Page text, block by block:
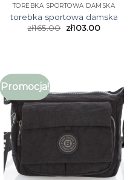
TOREBKA SPORTOWA DAMSKA
torebka sportowa damska
zł165.00 zł103.00
Promocja!